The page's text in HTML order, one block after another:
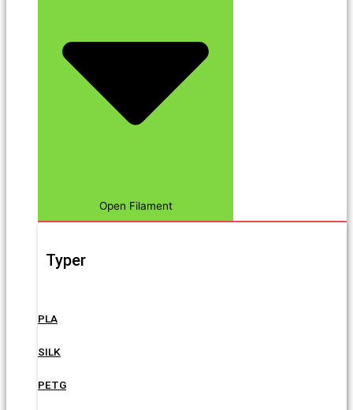
Open Filament
Typer
PLA
SILK
PETG